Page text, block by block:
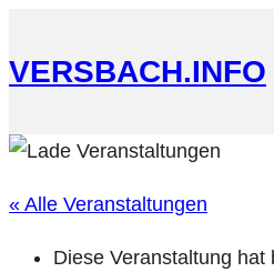
VERSBACH.INFO
« Alle Veranstaltungen
Diese Veranstaltung hat